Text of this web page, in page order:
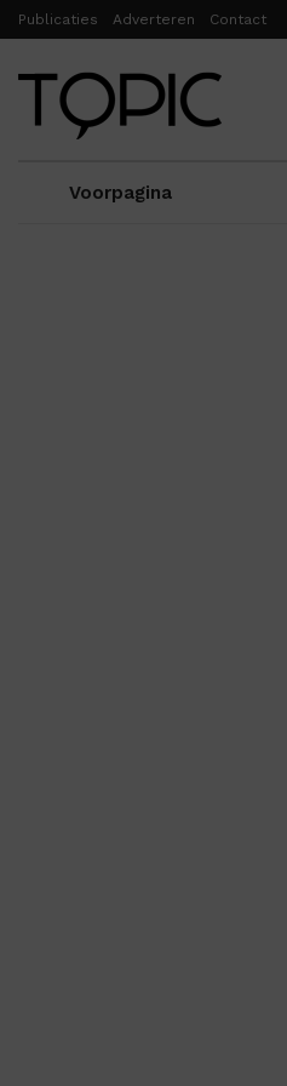
Publicaties Adverteren Contact
Voorpagina